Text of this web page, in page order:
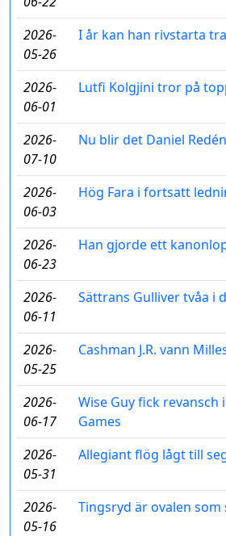
2026-
05-26
I år kan han rivstarta
2026-
06-01
Lutfi Kolgjini tror på
2026-
07-10
Nu blir det Daniel
2026-
06-03
Hög Fara i fortsatt
2026-
06-23
Han gjorde ett
2026-
06-11
Sättrans Gulliver tvåa i
2026-
05-25
Cashman J.R. vann
2026-
06-17
Wise Guy fick revansch
Games
2026-
05-31
Allegiant flög lågt till
2026-
05-16
Tingsryd är ovalen som